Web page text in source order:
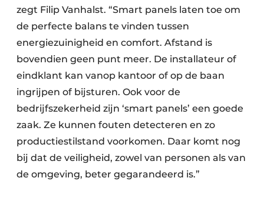
zegt Filip Vanhalst. “Smart panels laten toe om
de perfecte balans te vinden tussen
energiezuinigheid en comfort. Afstand is
bovendien geen punt meer. De installateur of
eindklant kan vanop kantoor of op de baan
ingrijpen of bijsturen. Ook voor de
bedrijfszekerheid zijn ‘smart panels’ een goede
zaak. Ze kunnen fouten detecteren en zo
productiestilstand voorkomen. Daar komt nog
bij dat de veiligheid, zowel van personen als van
de omgeving, beter gegarandeerd is.”